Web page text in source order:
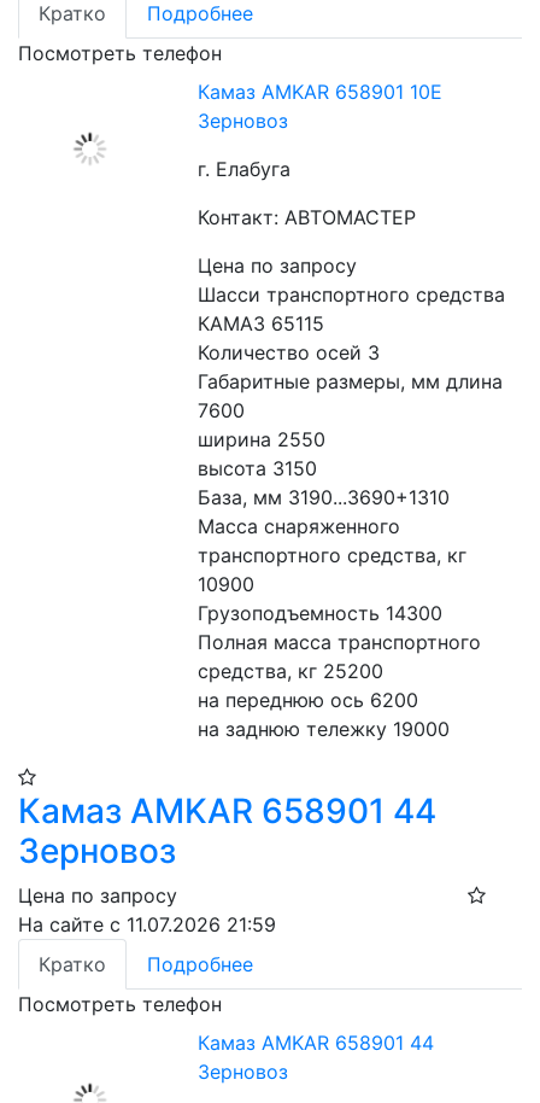
Кратко
Подробнее
Посмотреть телефон
Камаз AMKAR 658901 10E
Зерновоз
г. Елабуга
Контакт: АВТОМАСТЕР
Цена по запросу
Шасси транспортного средства
КАМАЗ 65115
Количество осей 3
Габаритные размеры, мм длина
7600
ширина 2550
высота 3150
База, мм 3190...3690+1310
Масса снаряженного
транспортного средства, кг
10900
Грузоподъемность 14300
Полная масса транспортного
средства, кг 25200
на переднюю ось 6200
на заднюю тележку 19000
Камаз AMKAR 658901 44
Зерновоз
Цена по запросу
На сайте с 11.07.2026 21:59
Кратко
Подробнее
Посмотреть телефон
Камаз AMKAR 658901 44
Зерновоз